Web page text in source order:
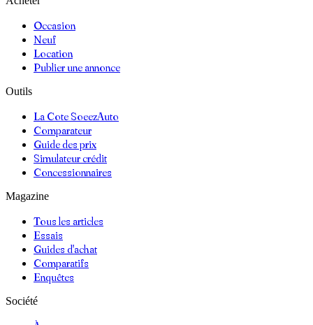
Occasion
Neuf
Location
Publier une annonce
Outils
La Cote SoeezAuto
Comparateur
Guide des prix
Simulateur crédit
Concessionnaires
Magazine
Tous les articles
Essais
Guides d'achat
Comparatifs
Enquêtes
Société